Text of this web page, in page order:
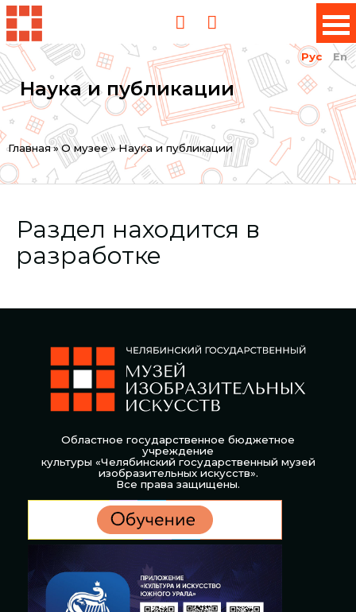
Рус En
Наука и публикации
Вы
здесь
Главная»О музее»Наука и публикации
Раздел находится в
разработке
Областное государственное бюджетное
учреждение
культуры «Челябинский государственный музей
изобразительных искусств».
Все права защищены.